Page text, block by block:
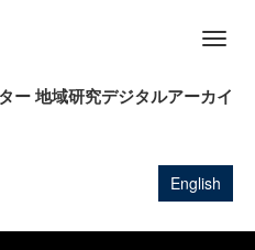
ー 地域研究デジタルアーカイ
English